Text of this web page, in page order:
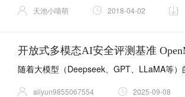
天池小喵萌 2018-04-02
开放式多模态AI安全评测基准
aliyun9855067554 2025-09-08